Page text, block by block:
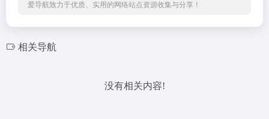
爱导航致力于优质、实用的网络站点资源收集与分享！
相关导航
没有相关内容!